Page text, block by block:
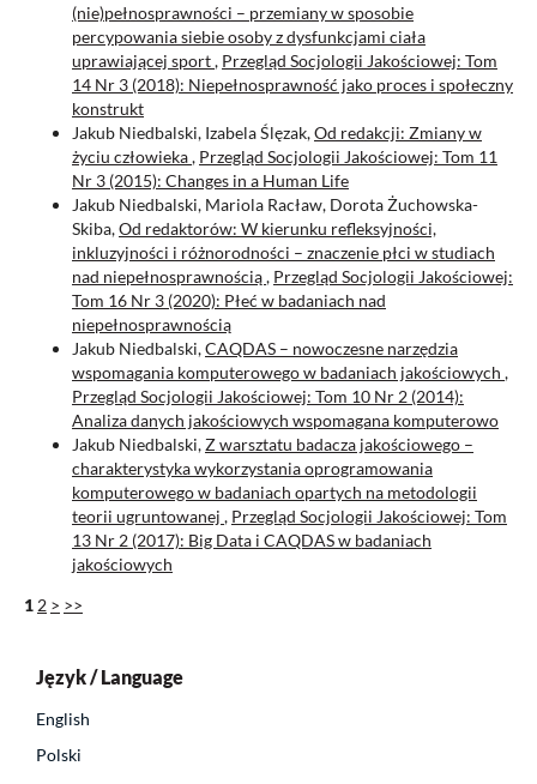
(nie)pełnosprawności – przemiany w sposobie
percypowania siebie osoby z dysfunkcjami ciała
uprawiającej sport, Przegląd Socjologii Jakościowej: Tom
14 Nr 3 (2018): Niepełnosprawność jako proces i społeczny
konstrukt
Jakub Niedbalski, Izabela Ślęzak,Od redakcji: Zmiany w
życiu człowieka, Przegląd Socjologii Jakościowej: Tom 11
Nr 3 (2015): Changes in a Human Life
Jakub Niedbalski, Mariola Racław, Dorota Żuchowska-
Skiba,Od redaktorów: W kierunku refleksyjności,
inkluzyjności i różnorodności – znaczenie płci w studiach
nad niepełnosprawnością, Przegląd Socjologii Jakościowej:
Tom 16 Nr 3 (2020): Płeć w badaniach nad
niepełnosprawnością
Jakub Niedbalski,CAQDAS – nowoczesne narzędzia
wspomagania komputerowego w badaniach jakościowych ,
Przegląd Socjologii Jakościowej: Tom 10 Nr 2 (2014):
Analiza danych jakościowych wspomagana komputerowo
Jakub Niedbalski,Z warsztatu badacza jakościowego –
charakterystyka wykorzystania oprogramowania
komputerowego w badaniach opartych na metodologii
teorii ugruntowanej , Przegląd Socjologii Jakościowej: Tom
13 Nr 2 (2017): Big Data i CAQDAS w badaniach
jakościowych
1 2 > >>
Język / Language
English
Polski